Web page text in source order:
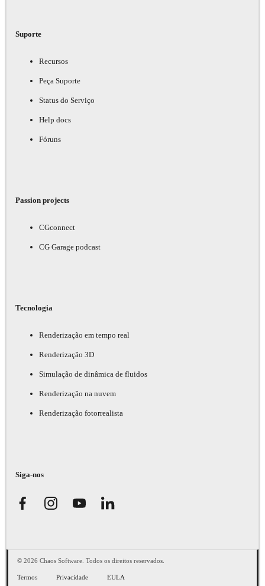
Suporte
Recursos
Peça Suporte
Status do Serviço
Help docs
Fóruns
Passion projects
CGconnect
CG Garage podcast
Tecnologia
Renderização em tempo real
Renderização 3D
Simulação de dinâmica de fluidos
Renderização na nuvem
Renderização fotorrealista
Siga-nos
© 2026 Chaos Software. Todos os direitos reservados.
Termos Privacidade EULA